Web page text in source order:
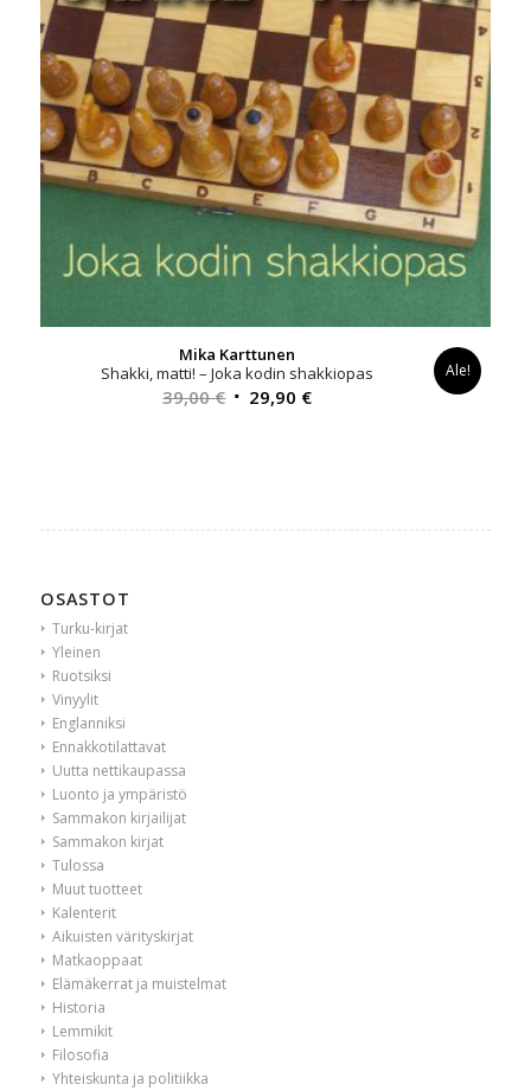
Mika Karttunen
Shakki, matti! – Joka kodin shakkiopas
39,00€ Alkuperäinen
29,90 €Nykyinen
Ale!
OSASTOT
Turku-kirjat
Yleinen
Ruotsiksi
Vinyylit
Englanniksi
Ennakkotilattavat
Uutta nettikaupassa
Luonto ja ympäristö
Sammakon kirjailijat
Sammakon kirjat
Tulossa
Muut tuotteet
Kalenterit
Aikuisten värityskirjat
Matkaoppaat
Elämäkerrat ja muistelmat
Historia
Lemmikit
Filosofia
Yhteiskunta ja politiikka